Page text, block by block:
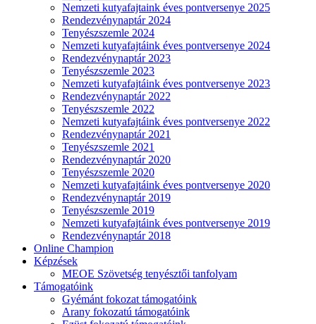
Nemzeti kutyafajtaink éves pontversenye 2025
Rendezvénynaptár 2024
Tenyészszemle 2024
Nemzeti kutyafajtáink éves pontversenye 2024
Rendezvénynaptár 2023
Tenyészszemle 2023
Nemzeti kutyafajtáink éves pontversenye 2023
Rendezvénynaptár 2022
Tenyészszemle 2022
Nemzeti kutyafajtáink éves pontversenye 2022
Rendezvénynaptár 2021
Tenyészszemle 2021
Rendezvénynaptár 2020
Tenyészszemle 2020
Nemzeti kutyafajtáink éves pontversenye 2020
Rendezvénynaptár 2019
Tenyészszemle 2019
Nemzeti kutyafajtáink éves pontversenye 2019
Rendezvénynaptár 2018
Online Champion
Képzések
MEOE Szövetség tenyésztői tanfolyam
Támogatóink
Gyémánt fokozat támogatóink
Arany fokozatú támogatóink